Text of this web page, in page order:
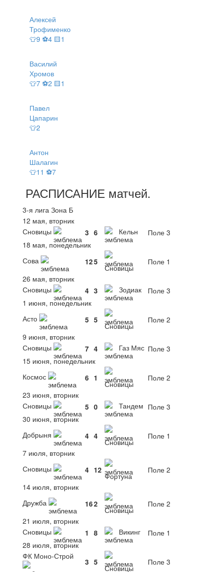
Алексей
Трофименко
👕9 ⚽4 🟨1
Василий
Хромов
👕7 ⚽2 🟨1
Павел
Цапарин
👕2
Антон
Шалагин
👕11 ⚽7
РАСПИСАНИЕ матчей.
3-я лига Зона Б
12 мая, вторник
Сновицы
3 6 Кельн
Поле 3
18 мая, понедельник
Сова
125
Сновицы
Поле 1
26 мая, вторник
Сновицы
4 3 Зодиак
Поле 3
1 июня, понедельник
Асто
5 5
Сновицы
Поле 2
9 июня, вторник
Сновицы
7 4 Газ Мяс Поле 3
15 июня, понедельник
Космос
6 1
Сновицы
Поле 2
23 июня, вторник
Сновицы
5 0 Тандем Поле 3
30 июня, вторник
Добрыня
4 4
Сновицы
Поле 1
7 июля, вторник
Сновицы
4 12
Фортуна
Поле 2
14 июля, вторник
Дружба
162
Сновицы
Поле 2
21 июля, вторник
Сновицы
1 8 Викинг
Поле 1
28 июля, вторник
ФК Моно-Строй
3 5
Сновицы
Поле 3